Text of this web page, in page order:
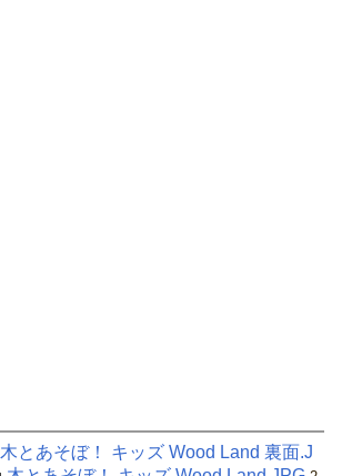
木とあそぼ！ キッズ Wood Land 裏面.J